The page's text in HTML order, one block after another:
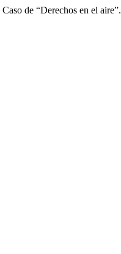
de “Derechos en el aire”.